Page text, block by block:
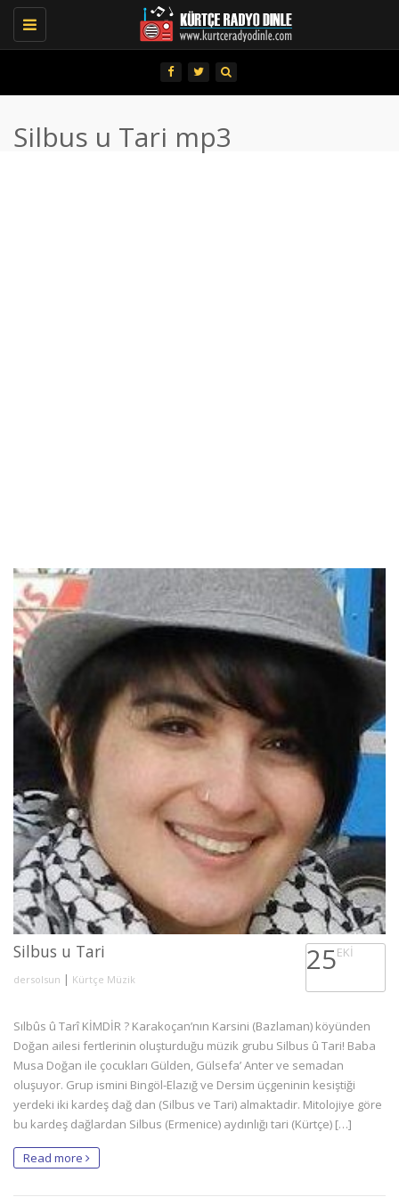
Toggle
navigation
Silbus u Tari mp3
Silbus u Tari
dersolsun | Kürtçe Müzik
25EKI
Sılbûs û Tarî KİMDİR ? Karakoçan’nın Karsini (Bazlaman) köyünden
Doğan ailesi fertlerinin oluşturduğu müzik grubu Silbus û Tari! Baba
Musa Doğan ile çocukları Gülden, Gülsefa’ Anter ve semadan
oluşuyor. Grup ismini Bingöl-Elazığ ve Dersim üçgeninin kesiştiği
yerdeki iki kardeş dağ dan (Silbus ve Tari) almaktadir. Mitolojiye göre
bu kardeş dağlardan Silbus (Ermenice) aydınlığı tari (Kürtçe) […]
Read more